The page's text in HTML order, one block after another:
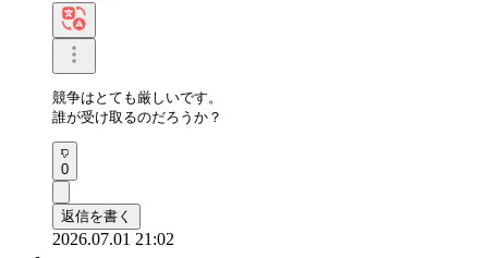
競争はとても厳しいです。
誰が受け取るのだろうか？
0
返信を書く
2026.07.01 21:02